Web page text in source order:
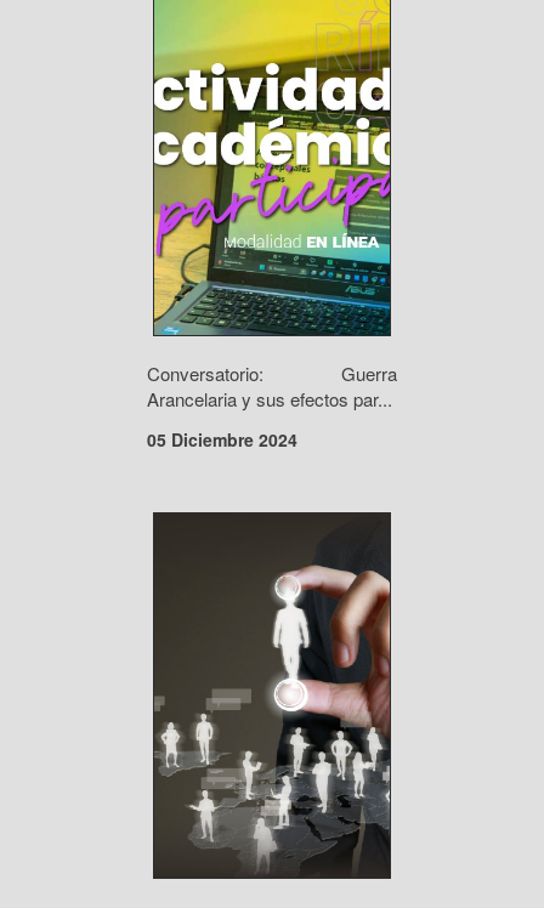
Conversatorio: Guerra
Arancelaria y sus efectos par...
05 Diciembre 2024